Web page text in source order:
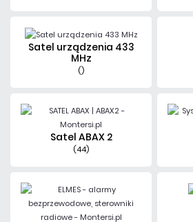
Satel urządzenia 433
MHz
()
Satel ABAX 2
(44)